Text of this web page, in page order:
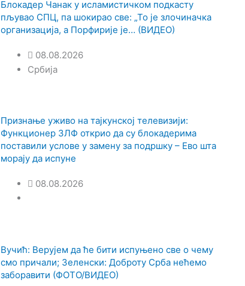
Блокадер Чанак у исламистичком подкасту
пљувао СПЦ, па шокирао све: „То је злочиначка
организација, а Порфирије је… (ВИДЕО)
08.08.2026
Србија
Признање уживо на тајкунској телевизији:
Функционер ЗЛФ открио да су блокадерима
поставили услове у замену за подршку – Ево шта
морају да испуне
08.08.2026
Вучић: Верујем да ће бити испуњено све о чему
смо причали; Зеленски: Доброту Срба нећемо
заборавити (ФОТО/ВИДЕО)